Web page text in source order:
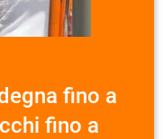
fino a
fino a